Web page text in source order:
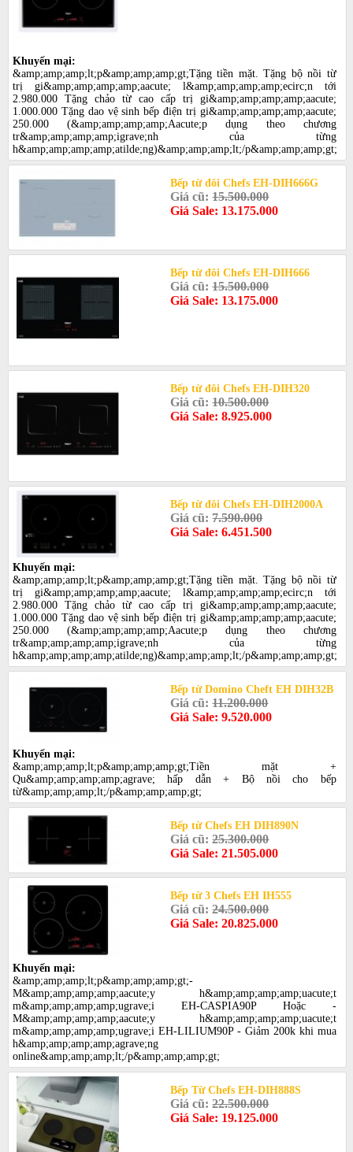
Khuyến mại:
&amp;amp;amp;lt;p&amp;amp;amp;gt;Tặng tiền mặt. Tặng bộ nồi từ
trị gi&amp;amp;amp;amp;aacute; l&amp;amp;amp;amp;ecirc;n tới
2.980.000 Tặng chảo từ cao cấp trị gi&amp;amp;amp;amp;aacute;
1.000.000 Tặng dao vệ sinh bếp điện trị gi&amp;amp;amp;amp;aacute;
250.000 (&amp;amp;amp;amp;Aacute;p dụng theo chương
tr&amp;amp;amp;amp;igrave;nh của từng
h&amp;amp;amp;amp;atilde;ng)&amp;amp;amp;lt;/p&amp;amp;amp;gt;
Bếp từ đôi Chefs EH-DIH666G
Giá cũ:15.500.000
Giá Sale: 13.175.000
Bếp từ đôi Chefs EH-DIH666
Giá cũ:15.500.000
Giá Sale: 13.175.000
Bếp từ đôi Chefs EH-DIH320
Giá cũ:10.500.000
Giá Sale: 8.925.000
Bếp từ đôi Chefs EH-DIH2000A
Giá cũ:7.590.000
Giá Sale: 6.451.500
Khuyến mại:
&amp;amp;amp;lt;p&amp;amp;amp;gt;Tặng tiền mặt. Tặng bộ nồi từ
trị gi&amp;amp;amp;amp;aacute; l&amp;amp;amp;amp;ecirc;n tới
2.980.000 Tặng chảo từ cao cấp trị gi&amp;amp;amp;amp;aacute;
1.000.000 Tặng dao vệ sinh bếp điện trị gi&amp;amp;amp;amp;aacute;
250.000 (&amp;amp;amp;amp;Aacute;p dụng theo chương
tr&amp;amp;amp;amp;igrave;nh của từng
h&amp;amp;amp;amp;atilde;ng)&amp;amp;amp;lt;/p&amp;amp;amp;gt;
Bếp từ Domino Cheft EH DIH32B
Giá cũ:11.200.000
Giá Sale: 9.520.000
Khuyến mại:
&amp;amp;amp;lt;p&amp;amp;amp;gt;Tiền mặt +
Qu&amp;amp;amp;amp;agrave; hấp dẫn + Bộ nồi cho bếp
từ&amp;amp;amp;lt;/p&amp;amp;amp;gt;
Bếp từ Chefs EH DIH890N
Giá cũ:25.300.000
Giá Sale: 21.505.000
Bếp từ 3 Chefs EH IH555
Giá cũ:24.500.000
Giá Sale: 20.825.000
Khuyến mại:
&amp;amp;amp;lt;p&amp;amp;amp;gt;-
M&amp;amp;amp;amp;aacute;y h&amp;amp;amp;amp;uacute;t
m&amp;amp;amp;amp;ugrave;i EH-CASPIA90P Hoặc -
M&amp;amp;amp;amp;aacute;y h&amp;amp;amp;amp;uacute;t
m&amp;amp;amp;amp;ugrave;i EH-LILIUM90P - Giảm 200k khi mua
h&amp;amp;amp;amp;agrave;ng
online&amp;amp;amp;lt;/p&amp;amp;amp;gt;
Bếp Từ Chefs EH-DIH888S
Giá cũ:22.500.000
Giá Sale: 19.125.000